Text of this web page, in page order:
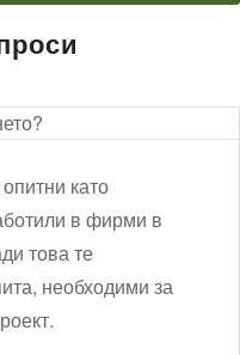
като
в фирми в
това те
необходими за